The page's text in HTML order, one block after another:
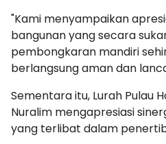
"Kami menyampaikan
bangunan yang secara
pembongkaran mandiri
berlangsung aman dan
Sementara itu, Lurah Pulau
Nuralim mengapresiasi
yang terlibat dalam